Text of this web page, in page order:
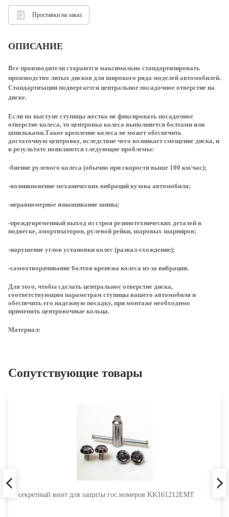
Проставки на заказ
ОПИСАНИЕ
Все производители стараются максимально стандартизировать
производство литых дисков для широкого ряда моделей автомобилей.
Стандартизации подвергается центральное посадочное отверстие на
диске.
Если на выступе ступицы жестко не фиксировать посадочное
отверстие колеса, то центровка колеса выполняется болтами или
шпильками.Такое крепление колеса не может обеспечить
достаточную центровку, вследствие чего возникает смещение диска, и
в результате появляются следующие проблемы:
-биение рулевого колеса (обычно при скорости выше 100 км/час);
-возникновение механических вибраций кузова автомобиля;
-неравномерное изнашивание шины;
-преждевременный выход из строя резинотехнических деталей в
подвеске, амортизаторов, рулевой рейки, шаровых шарниров;
-нарушение углов установки колес (развал-схождение);
-самоотворачивание болтов крепежа колеса из-за вибрации.
Для того, чтобы сделать центральное отверстие диска,
соответствующим параметрам ступицы вашего автомобиля и
обеспечить его надежную посадку, при монтаже необходимо
применять центровочные кольца.
Материал:
Сопутствующие товары
секретный винт для защиты гос.номеров KK161212EMT